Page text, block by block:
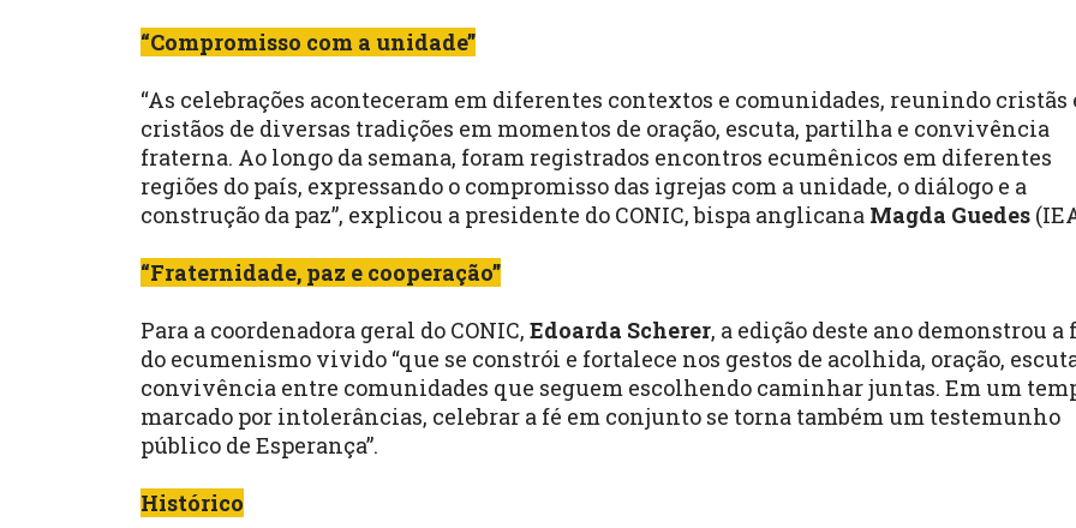
“Compromisso com a unidade”
“As celebrações aconteceram em diferentes contextos e comunidades, reunindo cristãs
cristãos de diversas tradições em momentos de oração, escuta, partilha e convivência
fraterna. Ao longo da semana, foram registrados encontros ecumênicos em diferentes
regiões do país, expressando o compromisso das igrejas com a unidade, o diálogo e a
construção da paz”, explicou a presidente do CONIC, bispa anglicana Magda Guedes
“Fraternidade, paz e cooperação”
Para a coordenadora geral do CONIC, Edoarda Scherer, a edição deste ano demonstrou a
do ecumenismo vivido “que se constrói e fortalece nos gestos de acolhida, oração,
convivência entre comunidades que seguem escolhendo caminhar juntas. Em um
marcado por intolerâncias, celebrar a fé em conjunto se torna também um testemunho
público de Esperança”.
Histórico